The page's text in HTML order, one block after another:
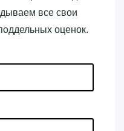
все свои
оценок.